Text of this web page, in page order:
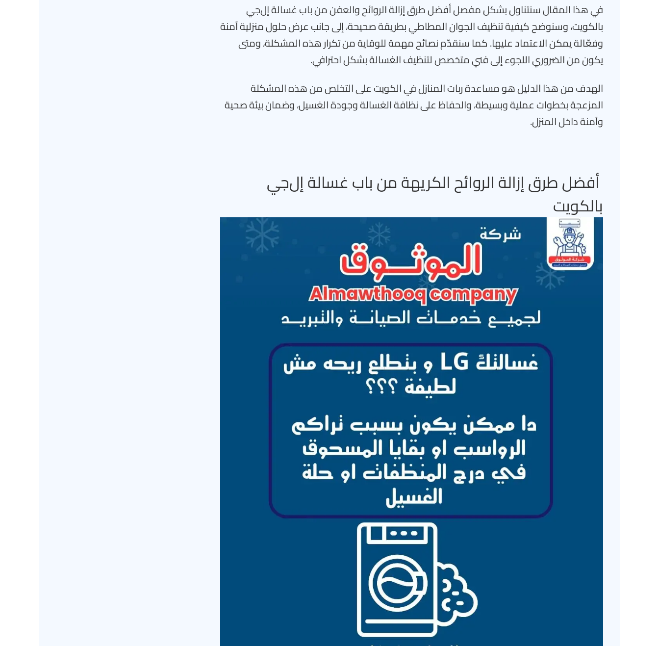
في هذا المقال سنتناول بشكل مفصل أفضل طرق إزالة الروائح والعفن من باب غسالة إل‌جي
بالكويت، وسنوضح كيفية تنظيف الجوان المطاطي بطريقة صحيحة، إلى جانب عرض حلول منزلية آمنة
وفعّالة يمكن الاعتماد عليها. كما سنقدّم نصائح مهمة للوقاية من تكرار هذه المشكلة، ومتى
يكون من الضروري اللجوء إلى فني متخصص لتنظيف الغسالة بشكل احترافي.
الهدف من هذا الدليل هو مساعدة ربات المنازل في الكويت على التخلص من هذه المشكلة
المزعجة بخطوات عملية وبسيطة، والحفاظ على نظافة الغسالة وجودة الغسيل، وضمان بيئة صحية
وآمنة داخل المنزل.
أفضل طرق إزالة الروائح الكريهة من باب غسالة إل‌جي
بالكويت